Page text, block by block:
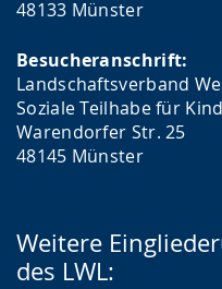
48133 Münster
Besucheranschrift:
Landschaftsverband
Soziale Teilhabe für
Warendorfer Str. 25
48145 Münster
Weitere
des LWL: